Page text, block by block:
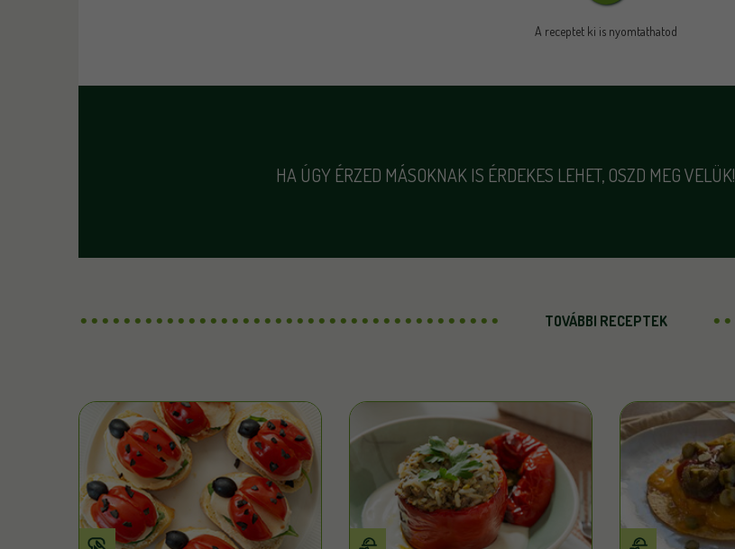
A receptet ki is nyomtathatod
HA ÚGY ÉRZED MÁSOKNAK IS ÉRDEKES LEHET, OSZD MEG VELÜK!
TOVÁBBI RECEPTEK